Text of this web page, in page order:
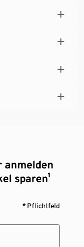
anmelden
sparen¹
* Pflichtfeld